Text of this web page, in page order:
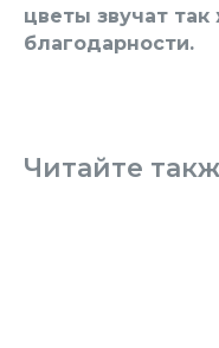
цветы звучат так
благодарности.
Читайте